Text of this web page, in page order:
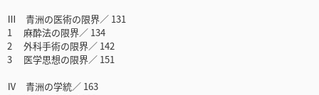
Ⅲ 青洲の医術の限界／ 131
1 麻酔法の限界／ 134
2 外科手術の限界／ 142
3 医学思想の限界／ 151
Ⅳ 青洲の学統／ 163